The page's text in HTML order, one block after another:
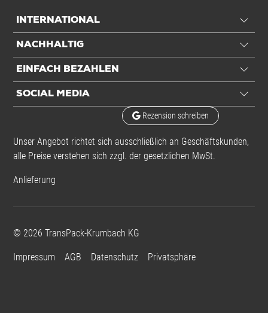
INTERNATIONAL
NACHHALTIG
EINFACH BEZAHLEN
SOCIAL MEDIA
Rezension schreiben
Unser Angebot richtet sich ausschließlich an Geschäftskunden,
alle Preise verstehen sich zzgl. der gesetzlichen MwSt.
Anlieferung
© 2026 TransPack-Krumbach KG
Impressum AGB Datenschutz Privatsphäre